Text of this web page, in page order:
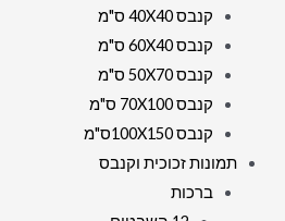
קנבס 40X40 ס"מ
קנבס 60X40 ס"מ
קנבס 50X70 ס"מ
קנבס 70X100 ס"מ
קנבס 100X150ס"מ
תמונות זכוכית וקנבס
ברכות